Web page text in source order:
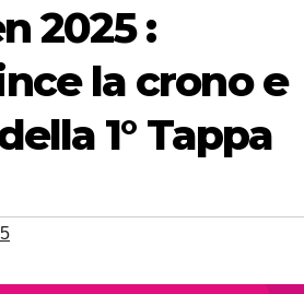
2025 :
la crono e
1° Tappa